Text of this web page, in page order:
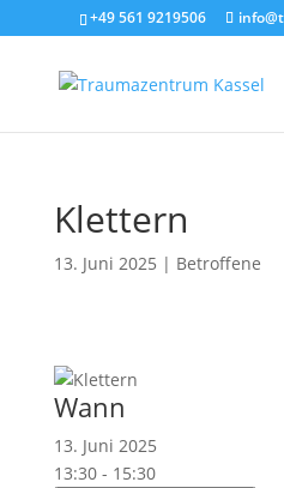
+49 561 9219506
Klettern
13. Juni 2025 | Betroffene
Wann
13. Juni 2025
13:30 - 15:30